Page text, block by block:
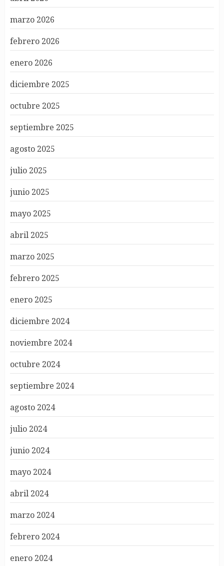
marzo 2026
febrero 2026
enero 2026
diciembre 2025
octubre 2025
septiembre 2025
agosto 2025
julio 2025
junio 2025
mayo 2025
abril 2025
marzo 2025
febrero 2025
enero 2025
diciembre 2024
noviembre 2024
octubre 2024
septiembre 2024
agosto 2024
julio 2024
junio 2024
mayo 2024
abril 2024
marzo 2024
febrero 2024
enero 2024